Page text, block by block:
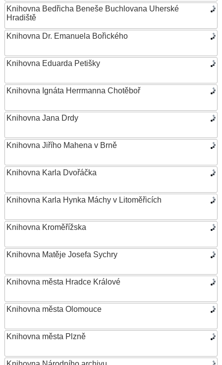
Knihovna Bedřicha Beneše Buchlovana Uherské
Hradiště
Knihovna Dr. Emanuela Bořického
Knihovna Eduarda Petišky
Knihovna Ignáta Herrmanna Chotěboř
Knihovna Jana Drdy
Knihovna Jiřího Mahena v Brně
Knihovna Karla Dvořáčka
Knihovna Karla Hynka Máchy v Litoměřicích
Knihovna Kroměřížska
Knihovna Matěje Josefa Sychry
Knihovna města Hradce Králové
Knihovna města Olomouce
Knihovna města Plzně